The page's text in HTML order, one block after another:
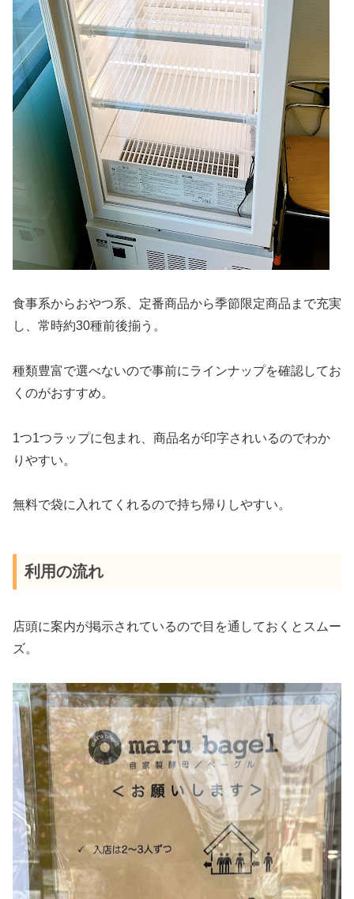
食事系からおやつ系、定番商品から季節限定商品まで充実
し、常時約30種前後揃う。
種類豊富で選べないので事前にラインナップを確認してお
くのがおすすめ。
1つ1つラップに包まれ、商品名が印字されいるのでわか
りやすい。
無料で袋に入れてくれるので持ち帰りしやすい。
利用の流れ
店頭に案内が掲示されているので目を通しておくとスムー
ズ。